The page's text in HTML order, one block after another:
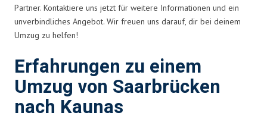
Partner. Kontaktiere uns jetzt für weitere Informationen und ein
unverbindliches Angebot. Wir freuen uns darauf, dir bei deinem
Umzug zu helfen!
Erfahrungen zu einem
Umzug von Saarbrücken
nach Kaunas